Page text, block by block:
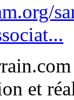
et